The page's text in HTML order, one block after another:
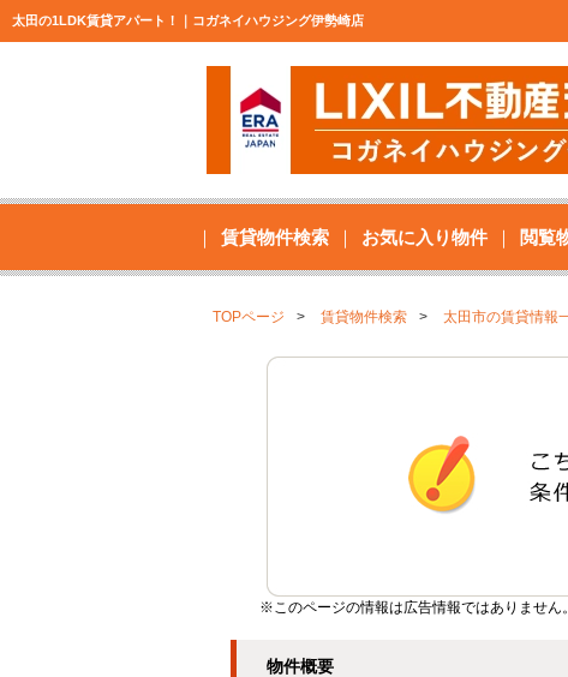
太田の1LDK賃貸アパート！｜コガネイハウジング伊勢崎店
賃貸物件検索 お気に入り物件 閲覧
TOPページ 賃貸物件検索 太田市の賃貸情報
※このページの情報は広告情報ではありません
物件概要